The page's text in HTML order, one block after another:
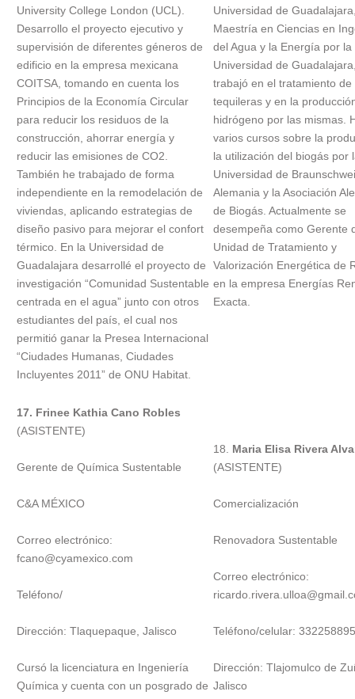
University College London (UCL).
Desarrollo el proyecto ejecutivo y
supervisión de diferentes géneros de
edificio en la empresa mexicana
COITSA, tomando en cuenta los
Principios de la Economía Circular
para reducir los residuos de la
construcción, ahorrar energía y
reducir las emisiones de CO2.
También he trabajado de forma
independiente en la remodelación de
viviendas, aplicando estrategias de
diseño pasivo para mejorar el confort
térmico. En la Universidad de
Guadalajara desarrollé el proyecto de
investigación “Comunidad Sustentable
centrada en el agua” junto con otros
estudiantes del país, el cual nos
permitió ganar la Presea Internacional
“Ciudades Humanas, Ciudades
Incluyentes 2011” de ONU Habitat.
Universidad de
Maestría en Ciencias en
del Agua y la Energía por la
Universidad de
trabajó en el tratamiento de
tequileras y en la
hidrógeno por las mismas.
varios cursos sobre la
la utilización del biogás por
Universidad de
Alemania y la Asociación
de Biogás. Actualmente se
desempeña como Gerente
Unidad de Tratamiento y
Valorización Energética de
en la empresa Energías
Exacta.
17. Frinee Kathia Cano Robles
(ASISTENTE)
Gerente de Química Sustentable
C&A MÉXICO
Correo electrónico:
fcano@cyamexico.com
Teléfono/
Dirección: Tlaquepaque, Jalisco
Cursó la licenciatura en Ingeniería
Química y cuenta con un posgrado de
18. Maria Elisa Rivera
(ASISTENTE)
Comercialización
Renovadora Sustentable
Correo electrónico:
Teléfono/celular:
Dirección: Tlajomulco de
Jalisco